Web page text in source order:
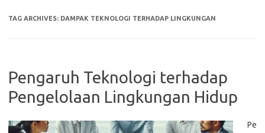
TAG ARCHIVES: DAMPAK TEKNOLOGI TERHADAP LINGKUNGAN
Pengaruh Teknologi terhadap
Pengelolaan Lingkungan Hidup
Pe